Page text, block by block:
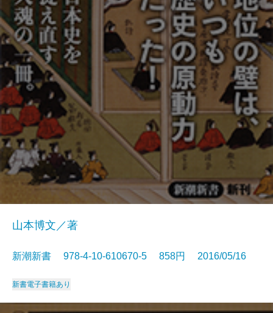
山本博文／著
新潮新書 978-4-10-610670-5 858円 2016/05/16
新書電子書籍あり